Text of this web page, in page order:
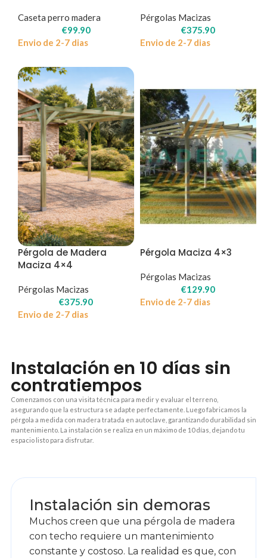
Caseta perro madera
€99.90
Envio de 2-7 dias
Pérgolas Macizas
€375.90
Envio de 2-7 dias
Pérgola de Madera
Maciza 4×4
Pérgolas Macizas
€375.90
Envio de 2-7 dias
Pérgola Maciza 4×3
Pérgolas Macizas
€129.90
Envio de 2-7 dias
Instalación en 10 días sin
contratiempos
Comenzamos con una visita técnica para medir y evaluar el terreno,
asegurando que la estructura se adapte perfectamente. Luego fabricamos la
pérgola a medida con madera tratada en autoclave, garantizando durabilidad sin
mantenimiento. La instalación se realiza en un máximo de 10 días, dejando tu
espacio listo para disfrutar.
Instalación sin demoras
Muchos creen que una pérgola de madera
con techo requiere un mantenimiento
constante y costoso. La realidad es que, con